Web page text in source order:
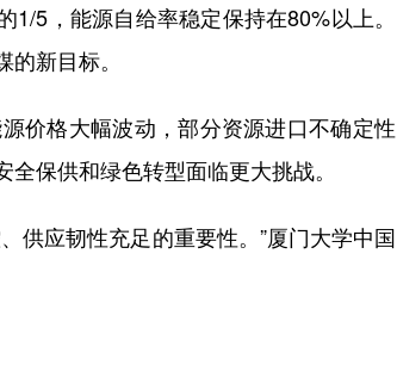
5，能源自给率稳定保持在80%以上。
新目标。
格大幅波动，部分资源进口不确定性
保供和绿色转型面临更大挑战。
应韧性充足的重要性。”厦门大学中国